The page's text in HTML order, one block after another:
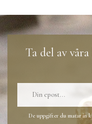
Ta del av
De uppgifter du matar in